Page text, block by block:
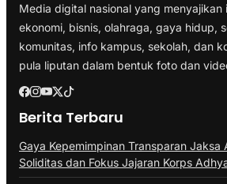
Media digital nasional yang menyajikan
ekonomi, bisnis, olahraga, gaya hidup,
komunitas, info kampus, sekolah, dan
pula liputan dalam bentuk foto dan
Berita Terbaru
Gaya Kepemimpinan Transparan Jaksa
Soliditas dan Fokus Jajaran Korps